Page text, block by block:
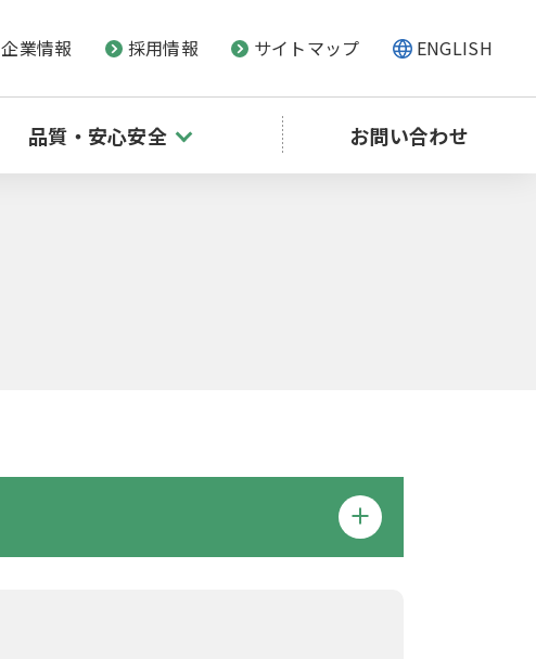
企業情報 採用情報 サイトマップ ENGLISH
品質・安心安全 お問い合わせ